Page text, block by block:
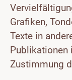
Grafiken,
Texte in
Publikationen
Zustimmung